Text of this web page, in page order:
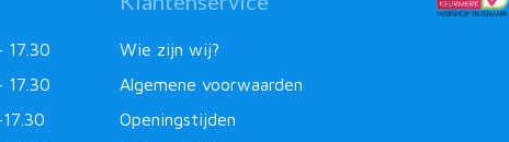
17.30
17.30
Wie zijn wij?
Algemene voorwaarden
Openingstijden